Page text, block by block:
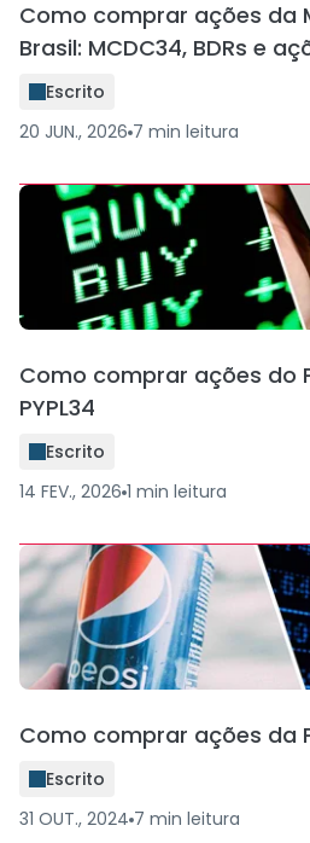
Como comprar ações da
Brasil: MCDC34, BDRs e
Escrito
20 JUN., 2026 7 min leitura
Como comprar ações do
PYPL34
Escrito
14 FEV., 2026 1 min leitura
Como comprar ações da
Escrito
31 OUT., 2024 7 min leitura